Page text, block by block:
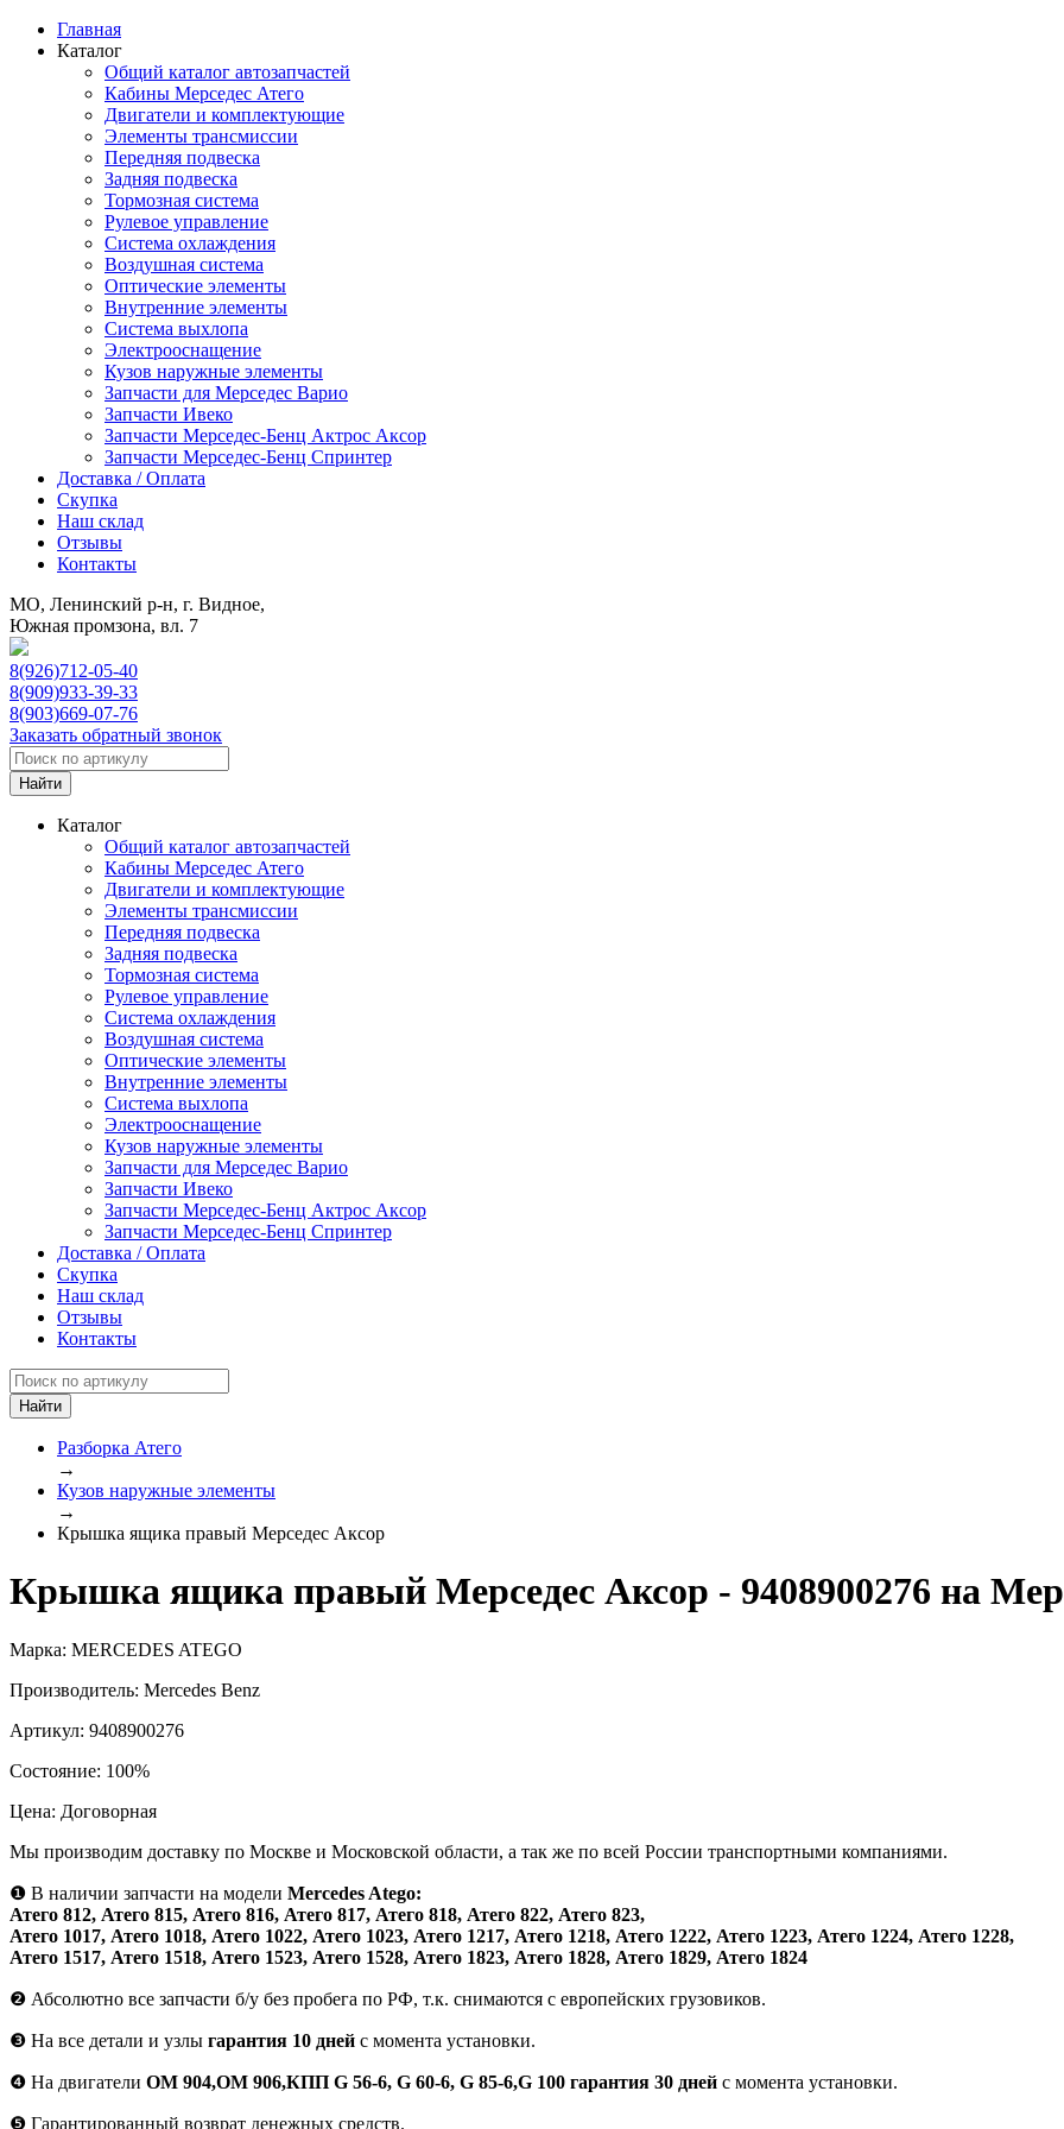
Главная
Каталог
Общий каталог автозапчастей
Кабины Мерседес Атего
Двигатели и комплектующие
Элементы трансмиссии
Передняя подвеска
Задняя подвеска
Тормозная сиcтема
Рулевое управление
Система охлаждения
Воздушная система
Оптические элементы
Внутренние элементы
Система выхлопа
Электрооснащение
Кузов наружные элементы
Запчасти для Мерседес Варио
Запчасти Ивеко
Запчасти Мерседес-Бенц Актрос Аксор
Запчасти Мерседес-Бенц Спринтер
Доставка / Оплата
Скупка
Наш склад
Отзывы
Контакты
МО, Ленинский р-н, г. Видное,
Южная промзона, вл. 7
8(926)712-05-40
8(909)933-39-33
8(903)669-07-76
Заказать обратный звонок
Каталог
Общий каталог автозапчастей
Кабины Мерседес Атего
Двигатели и комплектующие
Элементы трансмиссии
Передняя подвеска
Задняя подвеска
Тормозная сиcтема
Рулевое управление
Система охлаждения
Воздушная система
Оптические элементы
Внутренние элементы
Система выхлопа
Электрооснащение
Кузов наружные элементы
Запчасти для Мерседес Варио
Запчасти Ивеко
Запчасти Мерседес-Бенц Актрос Аксор
Запчасти Мерседес-Бенц Спринтер
Доставка / Оплата
Скупка
Наш склад
Отзывы
Контакты
Разборка Атего
→
Кузов наружные элементы
→
Крышка ящика правый Мерседес Аксор
Крышка ящика правый Мерседес Аксор - 9408900276 на
Марка: MERCEDES ATEGO
Производитель: Mercedes Benz
Артикул: 9408900276
Состояние: 100%
Цена: Договорная
Мы производим доставку по Москве и Московской области, а так же по всей России транспортными компаниями.
❶ В наличии запчасти на модели Mercedes Atego:
Атего 812, Атего 815, Атего 816, Атего 817, Атего 818, Атего 822, Атего 823,
Атего 1017, Атего 1018, Атего 1022, Атего 1023, Атего 1217, Атего 1218, Атего 1222, Атего 1223, Атего 1224, Атего 1228,
Атего 1517, Атего 1518, Атего 1523, Атего 1528, Атего 1823, Атего 1828, Атего 1829, Атего 1824
❷ Абсолютно все запчасти б/у без пробега по РФ, т.к. снимаются с европейских грузовиков.
❸ На все детали и узлы гарантия 10 дней с момента установки.
❹ На двигатели ОМ 904,ОМ 906,КПП G 56-6, G 60-6, G 85-6,G 100 гарантия 30 дней с момента установки.
❺ Гарантированный возврат денежных средств.